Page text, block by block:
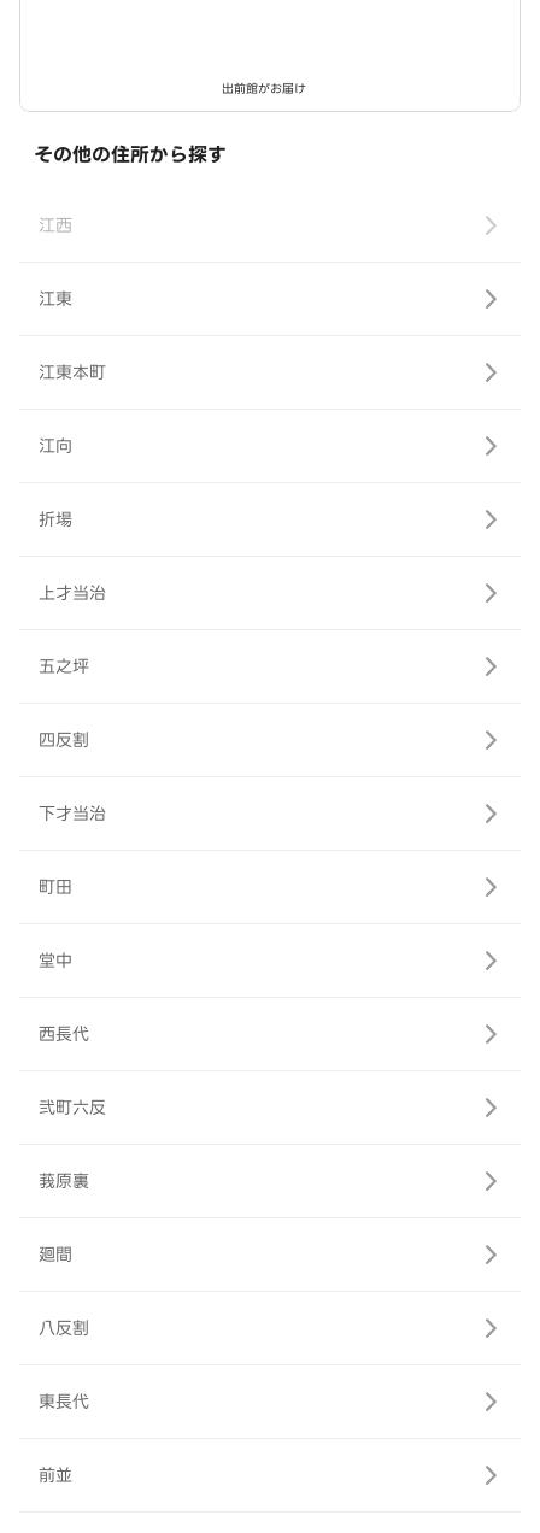
出前館がお届け
その他の住所から探す
江西
江東
江東本町
江向
折場
上才当治
五之坪
四反割
下才当治
町田
堂中
西長代
弐町六反
莪原裏
廻間
八反割
東長代
前並